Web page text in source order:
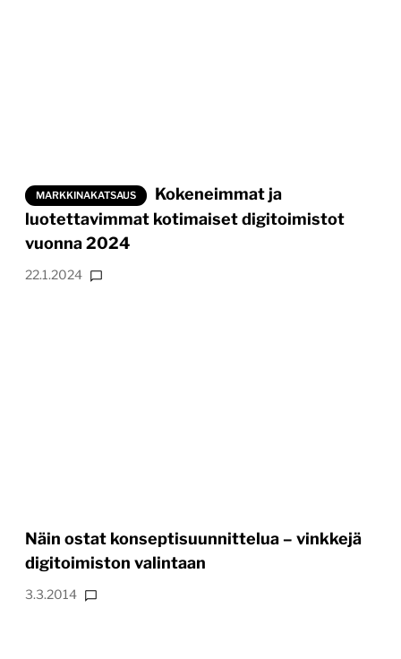
MARKKINAKATSAUS
Kokeneimmat ja
luotettavimmat kotimaiset digitoimistot
vuonna 2024
22.1.2024
Näin ostat konseptisuunnittelua – vinkkejä
digitoimiston valintaan
3.3.2014